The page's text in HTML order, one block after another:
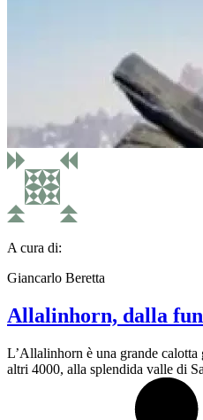
A cura di:
Giancarlo Beretta
Allalinhorn, dalla
L’Allalinhorn è una grande calotta
altri 4000, alla splendida valle di